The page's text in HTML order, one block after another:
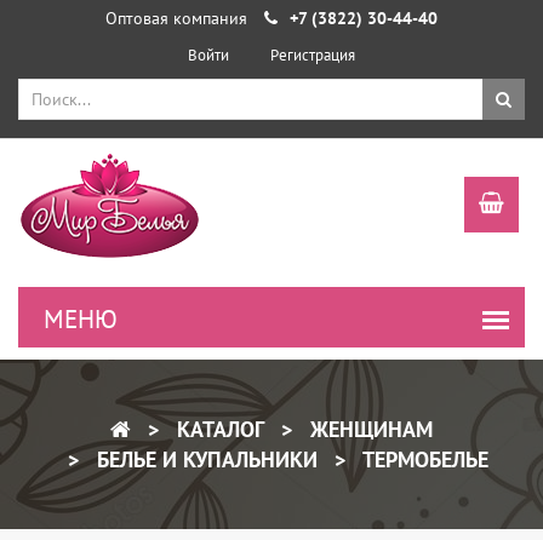
Оптовая компания +7 (3822) 30-44-40
Войти Регистрация
КАТАЛОГ
ЖЕНЩИНАМ
БЕЛЬЕ И КУПАЛЬНИКИ
ТЕРМОБЕЛЬЕ